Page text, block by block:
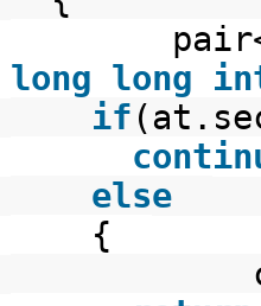
long long
if
else
{